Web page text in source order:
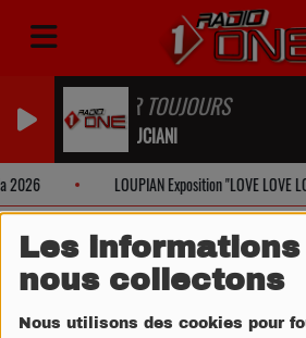
Les informations
nous collectons
Nous utilisons des cookies pour
AMOUR TOUJOURS
CLARA LUCIANI
2026 LOUPIAN Exposition "LOVE LOVE